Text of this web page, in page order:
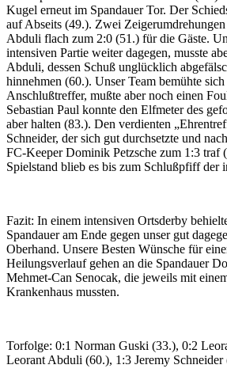
Kugel erneut im Spandauer Tor. Der
auf Abseits (49.). Zwei
Abduli flach zum 2:0 (51.) für die Gäste.
intensiven Partie weiter dagegen, musste
Abduli, dessen Schuß unglücklich
hinnehmen (60.). Unser Team bemühte
Anschlußtreffer, mußte aber noch einen
Sebastian Paul konnte den Elfmeter des
aber halten (83.). Den verdienten
Schneider, der sich gut durchsetzte und
FC-Keeper Dominik Petzsche zum 1:3 traf
Spielstand blieb es bis zum Schlußpfiff der
Fazit: In einem intensiven Ortsderby
Spandauer am Ende gegen unser gut
Oberhand. Unsere Besten Wünsche für
Heilungsverlauf gehen an die Spandauer
Mehmet-Can Senocak, die jeweils mit
Krankenhaus mussten.
Torfolge: 0:1 Norman Guski (33.), 0:2
Leorant Abduli (60.), 1:3 Jeremy Schneider